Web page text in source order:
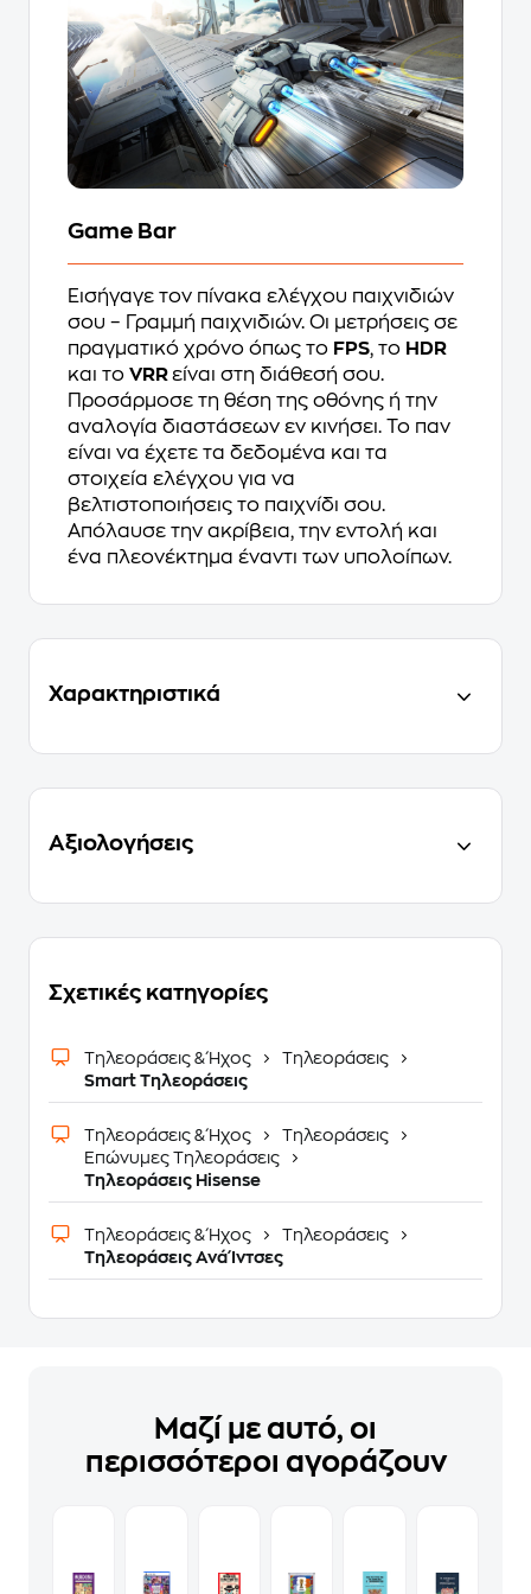
Game Bar
Εισήγαγε τον πίνακα ελέγχου παιχνιδιών
σου – Γραμμή παιχνιδιών. Οι μετρήσεις σε
πραγματικό χρόνο όπως το FPS, το HDR
και το VRRείναι στη διάθεσή σου.
Προσάρμοσε τη θέση της οθόνης ή την
αναλογία διαστάσεων εν κινήσει. Το παν
είναι να έχετε τα δεδομένα και τα
στοιχεία ελέγχου για να
βελτιστοποιήσεις το παιχνίδι σου.
Απόλαυσε την ακρίβεια, την εντολή και
ένα πλεονέκτημα έναντι των υπολοίπων.
Χαρακτηριστικά
Αξιολογήσεις
Σχετικές κατηγορίες
Τηλεοράσεις & Ήχος
Τηλεοράσεις
Smart Τηλεοράσεις
Τηλεοράσεις & Ήχος
Τηλεοράσεις
Επώνυμες Τηλεοράσεις
Τηλεοράσεις Hisense
Τηλεοράσεις & Ήχος
Τηλεοράσεις
Τηλεοράσεις Ανά Ίντσες
Μαζί με αυτό, οι
περισσότεροι αγοράζουν